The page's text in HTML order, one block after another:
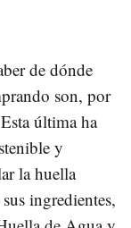
de dónde
son, por
última ha
y
la huella
ingredientes,